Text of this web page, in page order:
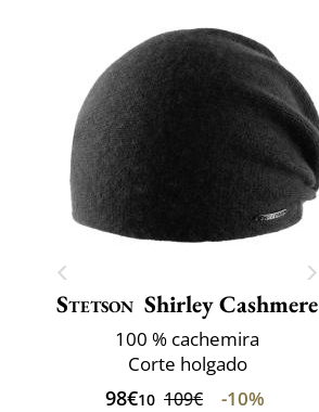
Stetson Shirley Cashmere
100 % cachemira
Corte holgado
98€10 109€ -10%